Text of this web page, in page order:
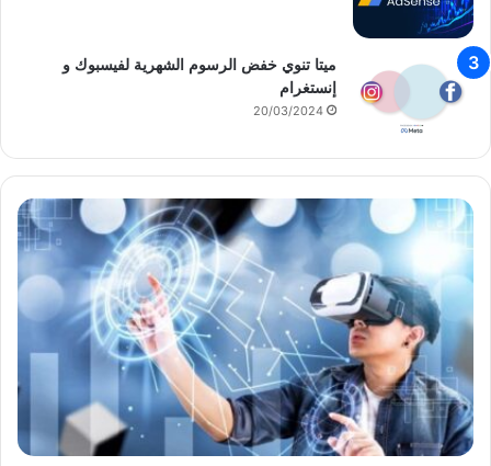
!
ميتا تنوي خفض الرسوم الشهرية لفيسبوك و
إنستغرام
20/03/2024